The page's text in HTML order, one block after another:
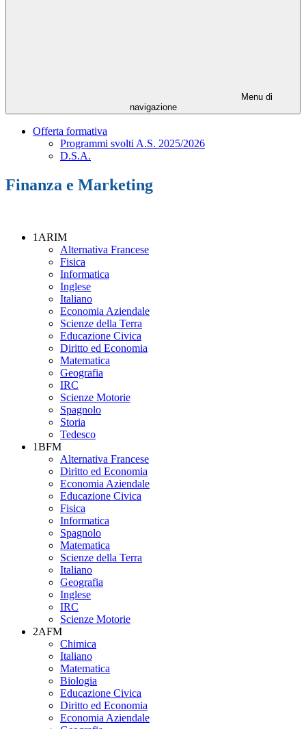
Menu di
navigazione
Offerta formativa
Programmi svolti A.S. 2025/2026
D.S.A.
Finanza e Marketing
1ARIM
Alternativa Francese
Fisica
Informatica
Inglese
Italiano
Economia Aziendale
Scienze della Terra
Educazione Civica
Diritto ed Economia
Matematica
Geografia
IRC
Scienze Motorie
Spagnolo
Storia
Tedesco
1BFM
Alternativa Francese
Diritto ed Economia
Economia Aziendale
Educazione Civica
Fisica
Informatica
Spagnolo
Matematica
Scienze della Terra
Italiano
Geografia
Inglese
IRC
Scienze Motorie
2AFM
Chimica
Italiano
Matematica
Biologia
Educazione Civica
Diritto ed Economia
Economia Aziendale